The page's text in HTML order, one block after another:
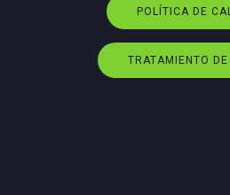
POLÍTICA DE
TRATAMIENTO DE